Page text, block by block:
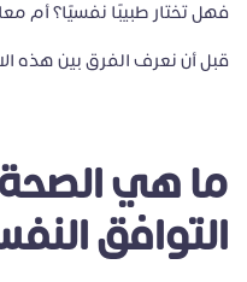
فهل تختار طبيبًا نفسيًا؟ أم
قبل أن نعرف الفرق بين هذه
ما هي
التوافق